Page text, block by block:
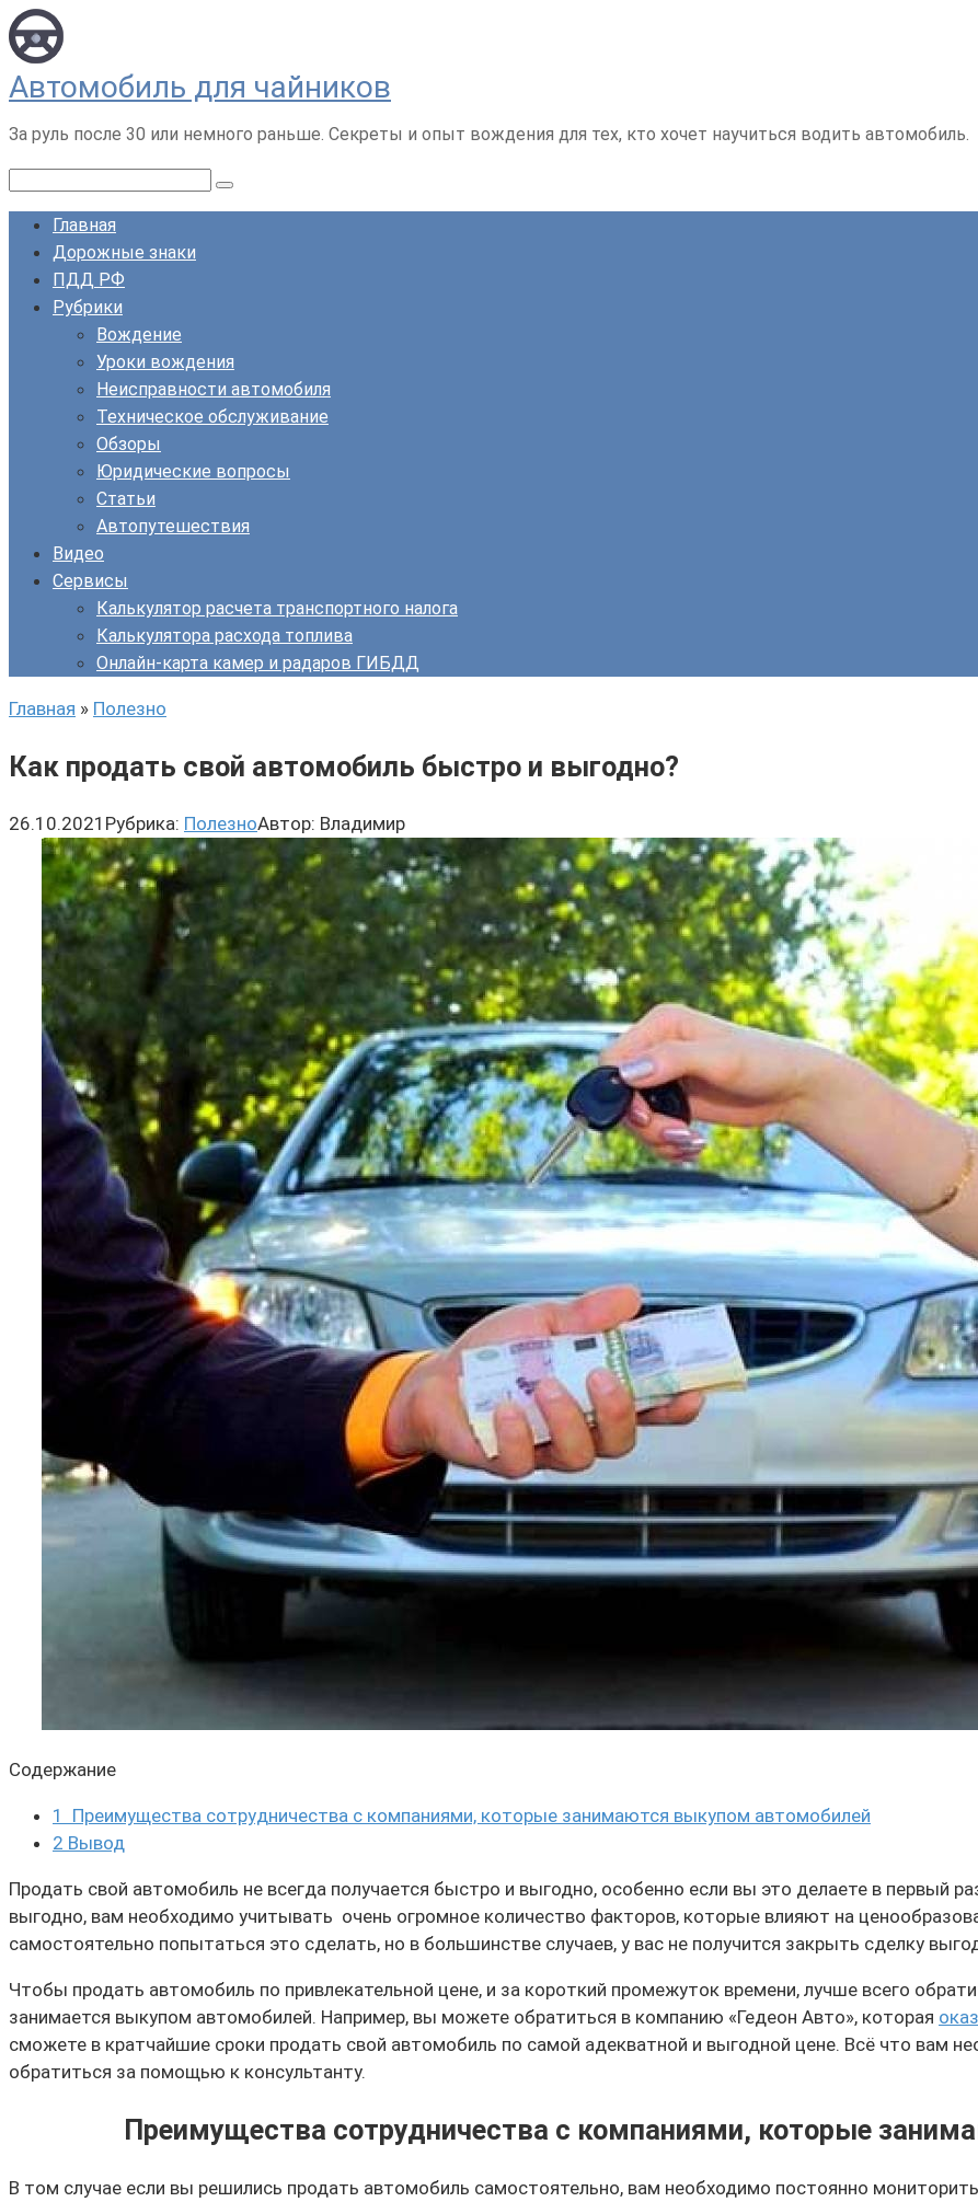
Перейти
к
контенту
Автомобиль для чайников
За руль после 30 или немного раньше. Секреты и опыт вождения для тех, кто хочет научиться водить автомобиль.
Главная
Дорожные знаки
ПДД РФ
Рубрики
Вождение
Уроки вождения
Неисправности автомобиля
Техническое обслуживание
Обзоры
Юридические вопросы
Статьи
Автопутешествия
Видео
Сервисы
Калькулятор расчета транспортного налога
Калькулятора расхода топлива
Онлайн-карта камер и радаров ГИБДД
Главная » Полезно
Как продать свой автомобиль быстро и выгодно?
26.10.2021 Рубрика: ПолезноАвтор: Владимир
Содержание
1
Преимущества сотрудничества с компаниями, которые занимаются выкупом автомобилей
2 Вывод
Продать свой автомобиль не всегда получается быстро и выгодно, особенно если вы это делаете в первый
выгодно, вам необходимо учитывать очень огромное количество факторов, которые влияют на
самостоятельно попытаться это сделать, но в большинстве случаев, у вас не получится закрыть сделку
Чтобы продать автомобиль по привлекательной цене, и за короткий промежуток времени, лучше всего
занимается выкупом автомобилей. Например, вы можете обратиться в компанию «Гедеон Авто», которая
сможете в кратчайшие сроки продать свой автомобиль по самой адекватной и выгодной цене. Всё что вам
обратиться за помощью к консультанту.
Преимущества сотрудничества с компаниями, которые
В том случае если вы решились продать автомобиль самостоятельно, вам необходимо постоянно